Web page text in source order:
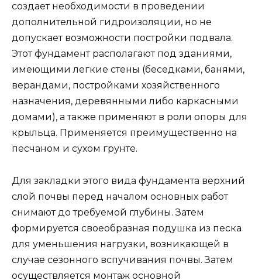
создает необходимости в проведении
дополнительной гидроизоляции, но не
допускает возможности постройки подвала.
Этот фундамент располагают под зданиями,
имеющими легкие стены (беседками, банями,
верандами, постройками хозяйственного
назначения, деревянными либо каркасными
домами), а также применяют в роли опоры для
крыльца. Применяется преимущественно на
песчаном и сухом грунте.
Для закладки этого вида фундамента верхний
слой почвы перед началом основных работ
снимают до требуемой глубины. Затем
формируется своеобразная подушка из песка
для уменьшения нагрузки, возникающей в
случае сезонного вспучивания почвы. Затем
осуществляется монтаж основной